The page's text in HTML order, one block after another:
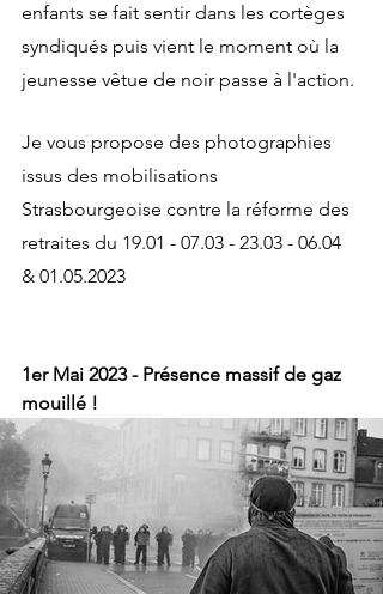
enfants se fait sentir dans les cortèges
syndiqués puis vient le moment où la
jeunesse vêtue de noir passe à l'action.
Je vous propose des photographies
issus des mobilisations
Strasbourgeoise contre la réforme des
retraites du 19.01 - 07.03 - 23.03 - 06.04
& 01.05.2023
1er Mai 2023 - Présence massif de gaz
mouillé !